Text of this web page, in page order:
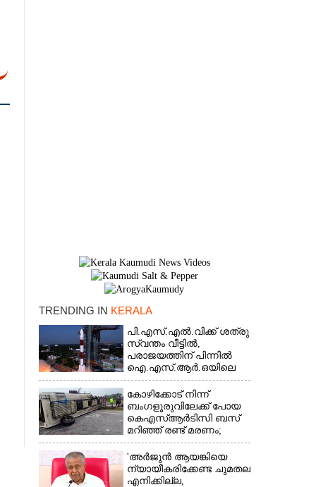
TRENDING IN KERALA
പി.എസ്.എൽ.വിക്ക് ശത്രു
സ്വന്തം വീട്ടിൽ,​
പരാജയത്തിന് പിന്നിൽ
ഐ.എസ്.ആർ.ഒയിലെ
ഉന്നതൻ
കോഴിക്കോട് നിന്ന്
ബംഗളൂരുവിലേക്ക് പോയ
കെഎസ്‌ആർടിസി ബസ്
മറിഞ്ഞ് രണ്ട് മരണം;
നിരവധിപേർ
ഗുരുതരാവസ്ഥയിൽ
'അർജുൻ ആയങ്കിയെ
ന്യായീകരിക്കേണ്ട ചുമതല
എനിക്കില്ല,
×